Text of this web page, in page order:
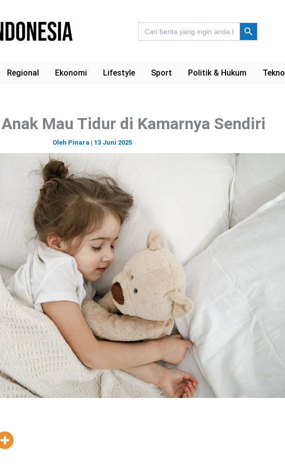
Search
for:
Search Button
Regional Ekonomi Lifestyle Sport Politik & Hukum Tekno
Mau Tidur di Kamarnya Sendiri
Oleh Pinara | 13 Juni 2025